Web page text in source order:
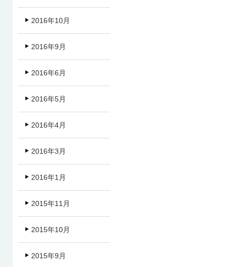
2016年10月
2016年9月
2016年6月
2016年5月
2016年4月
2016年3月
2016年1月
2015年11月
2015年10月
2015年9月